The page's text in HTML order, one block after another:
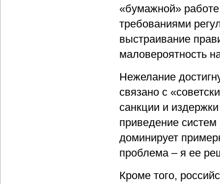
«бумажной»
требованиями
выстраивание
маловероятность
Нежелание
связано с
санкции и
приведение систем
доминирует
проблема – я ее
Кроме того,